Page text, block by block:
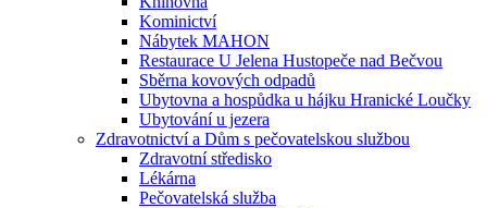
Kominictví
Nábytek MAHON
Restaurace U Jelena Hustopeče nad Bečvou
Sběrna kovových odpadů
Ubytovna a hospůdka u hájku Hranické Loučky
Ubytování u jezera
Zdravotnictví a Dům s pečovatelskou službou
Zdravotní středisko
Lékárna
Pečovatelská služba